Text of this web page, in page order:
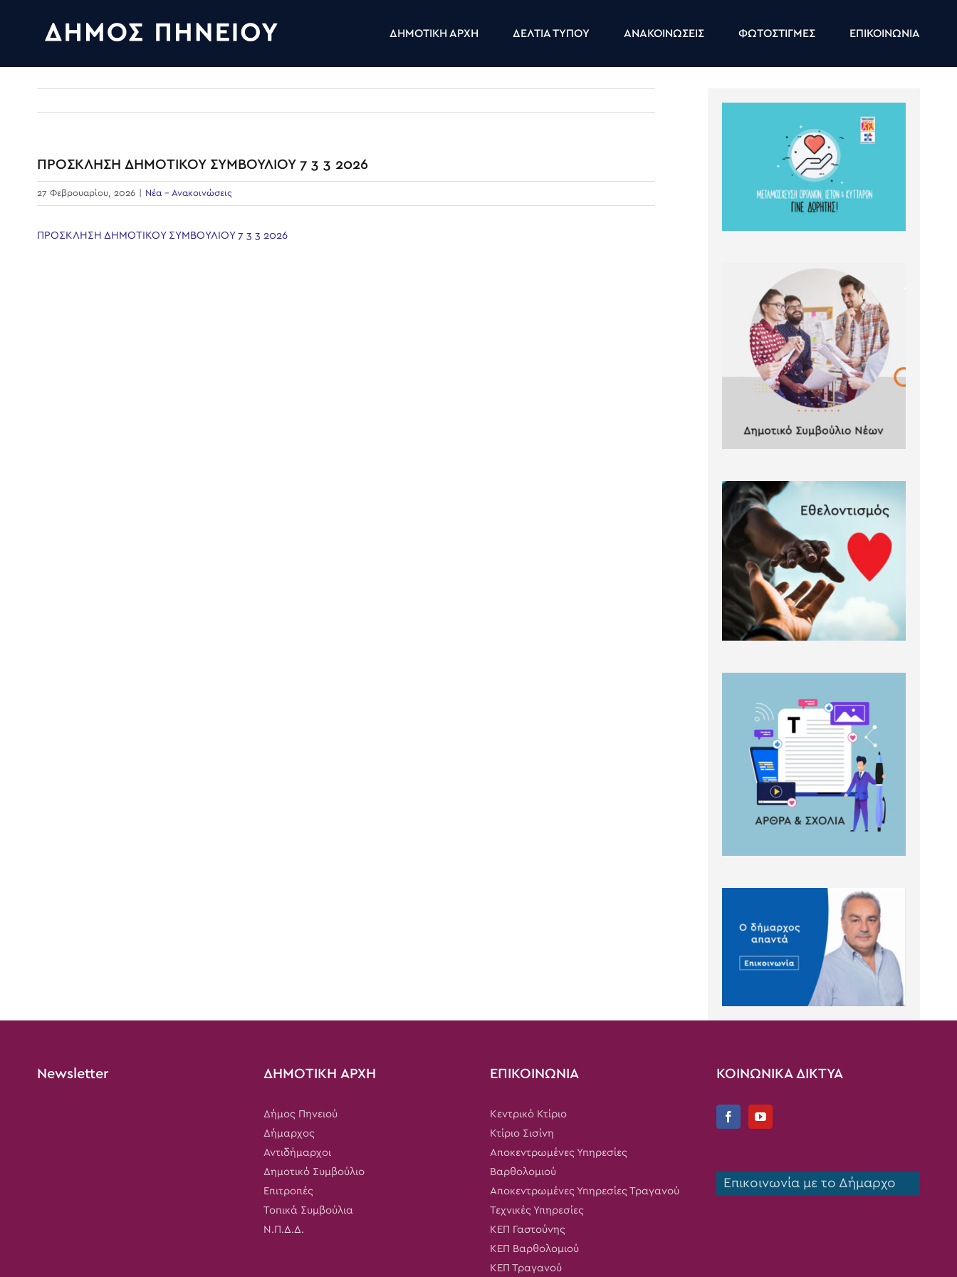
ΔΗΜΟΤΙΚΗ ΑΡΧΗ ΔΕΛΤΙΑ ΤΥΠΟΥ ΑΝΑΚΟΙΝΩΣΕΙΣ ΦΩΤΟΣΤΙΓΜΕΣ ΕΠΙΚΟΙΝΩΝΙΑ
ΠΡΟΣΚΛΗΣΗ ΔΗΜΟΤΙΚΟΥ ΣΥΜΒΟΥΛΙΟΥ 7 3 3 2026
27 Φεβρουαρίου, 2026 Νέα - Ανακοινώσεις
ΠΡΟΣΚΛΗΣΗ ΔΗΜΟΤΙΚΟΥ ΣΥΜΒΟΥΛΙΟΥ 7 3 3 2026
Newsletter ΔΗΜΟΤΙΚΗ ΑΡΧΗ
Δήμος Πηνειού
Δήμαρχος
Αντιδήμαρχοι
Δημοτικό Συμβούλιο
Επιτροπές
Τοπικά Συμβούλια
Ν.Π.Δ.Δ.
ΕΠΙΚΟΙΝΩΝΙΑ
Κεντρικό Κτίριο
Κτίριο Σισίνη
Αποκεντρωμένες Υπηρεσίες
Βαρθολομιού
Αποκεντρωμένες Υπηρεσίες Τραγανού
Τεχνικές Υπηρεσίες
ΚΕΠ Γαστούνης
ΚΕΠ Βαρθολομιού
ΚΕΠ Τραγανού
ΚΟΙΝΩΝΙΚΑ ΔΙΚΤΥΑ
Επικοινωνία με το Δήμαρχο